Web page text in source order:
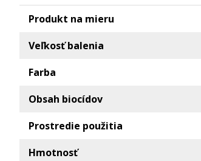
Produkt na mieru
Veľkosť balenia
Farba
Obsah biocídov
Prostredie použitia
Hmotnosť